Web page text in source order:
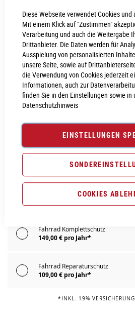
Diese Webseite verwendet Cookies und
Mit einem Klick auf "Zustimmen"
Verarbeitung und auch die Weitergabe
Drittanbieter. Die Daten werden für
Ausspielung von personalisierten
unsere Seite, sowie auf
die Verwendung von Cookies jederzeit
Informationen, auch zur
finden Sie in den Einstellungen sowie in
Datenschutzhinweis
EINSTELLUNGEN
COOKIES
RAHMENHÖHE
XL
M
IN DEN
PROBEFAHRT
hinzufügen|ansehen
Produktanfrage stellen
Extra Schutz? Jetzt Tarife entdecken!
Fahrrad Komplettschutz
149,00 € pro Jahr*
Fahrrad Reparaturschutz
109,00 € pro Jahr*
*INKL. 19%